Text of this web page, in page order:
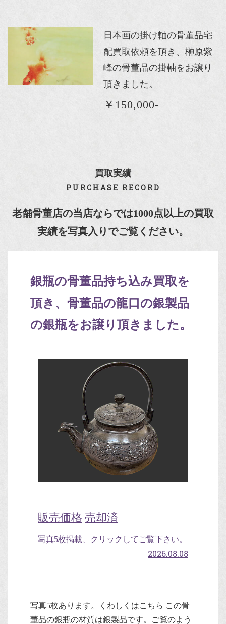
日本画の掛け軸の骨董品宅
配買取依頼を頂き、榊原紫
峰の骨董品の掛軸をお譲り
頂きました。
￥150,000-
買取実績
PURCHASE RECORD
老舗骨董店の当店ならでは1000点以上の買取
実績を写真入りでご覧ください。
銀瓶の骨董品持ち込み買取を
頂き、骨董品の龍口の銀製品
の銀瓶をお譲り頂きました。
販売価格 売却済
写真5枚掲載、クリックしてご覧下さい。
2026.08.08
写真5枚あります。くわしくはこちら この骨
董品の銀瓶の材質は銀製品です。ご覧のよう